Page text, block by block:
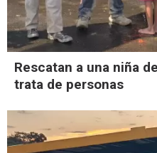
Rescatan a una niña
trata de personas